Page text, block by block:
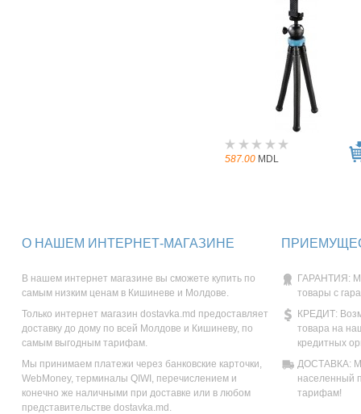
587.00 MDL
О НАШЕМ ИНТЕРНЕТ-МАГАЗИНЕ
В нашем интернет магазине вы сможете купить по
самым низким ценам в Кишиневе и Молдове.
Только интернет магазин dostavka.md предоставляет
доставку до дому по всей Молдове и Кишиневу, по
самым выгодным тарифам.
Мы принимаем платежи через банковские карточки,
WebMoney, терминалы QIWI, перечислением и
конечно же наличными при доставке или в любом
представительстве dostavka.md.
ГАРАНТИЯ:
товары с
КРЕДИТ:
товара на
кредитных
ДОСТАВКА:
населенный
тарифам!